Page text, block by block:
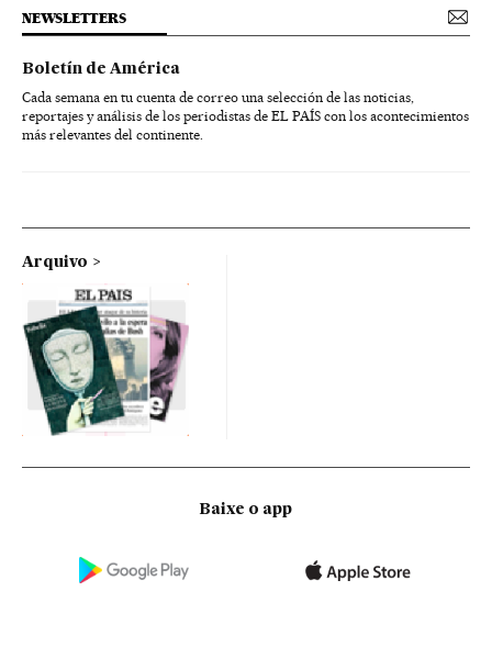
NEWSLETTERS
Boletín de América
Cada semana en tu cuenta de correo una selección de las noticias,
reportajes y análisis de los periodistas de EL PAÍS con los acontecimientos
más relevantes del continente.
Arquivo
Baixe o app